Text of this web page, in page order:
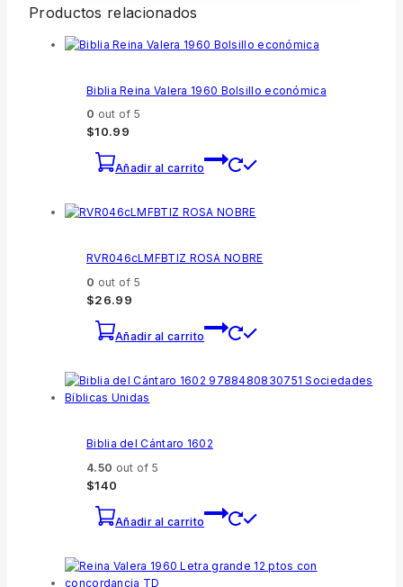
Productos relacionados
Biblia Reina Valera 1960 Bolsillo económica
0 out of 5
$10.99
Añadir al carrito
RVR046cLMFBTIZ ROSA NOBRE
0 out of 5
$26.99
Añadir al carrito
Biblia del Cántaro 1602
4.50 out of 5
$140
Añadir al carrito